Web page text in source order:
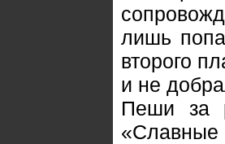
лишь
второго
и не
Пеши за
«Славные